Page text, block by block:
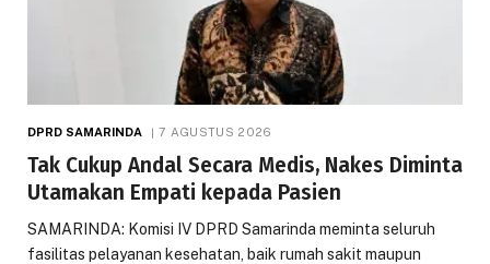
DPRD SAMARINDA 7 AGUSTUS 2026
Tak Cukup Andal Secara Medis, Nakes Diminta
Utamakan Empati kepada Pasien
SAMARINDA: Komisi IV DPRD Samarinda meminta seluruh
fasilitas pelayanan kesehatan, baik rumah sakit maupun